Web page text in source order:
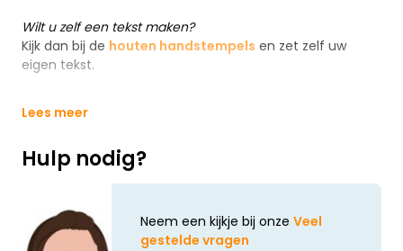
Wilt u zelf een tekst maken?
Kijk dan bij de houten handstempels en zet zelf uw
eigen tekst.
Lees meer
Hulp nodig?
Neem een kijkje bij onze Veel
gestelde vragen